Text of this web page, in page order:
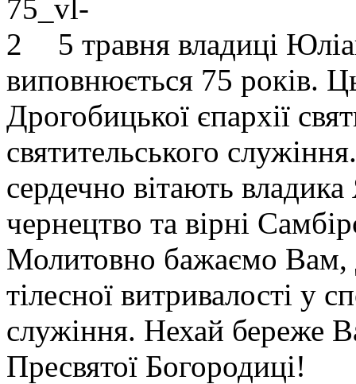
5 травня владиці
виповнюється 75 років.
Дрогобицької єпархії
святительського
сердечно вітають
чернецтво та вірні
Молитовно бажаємо Вам,
тілесної витривалості у
служіння. Нехай береже
Пресвятої Богородиці!